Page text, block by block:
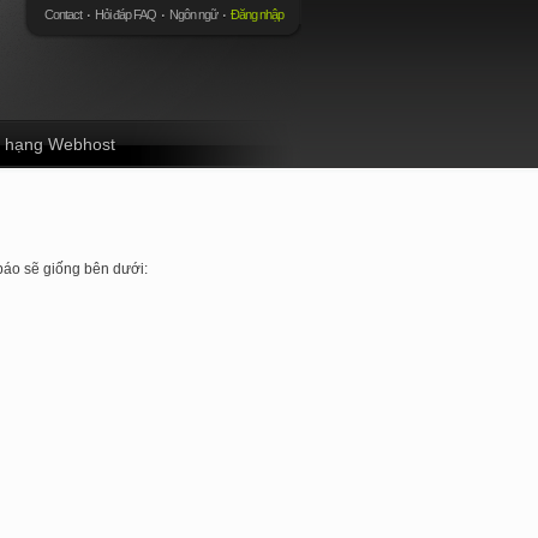
Contact Hỏi đáp FAQ Ngôn ngữ Đăng nhập
hạng Webhost
sẽ giống bên dưới: